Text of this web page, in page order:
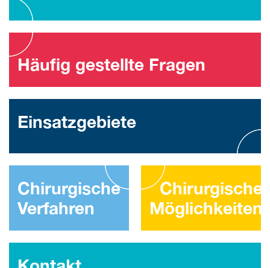
Häufig gestellte Fragen
Einsatzgebiete
Chirurgische
Verfahren
Chirurgische
Möglichkeiten